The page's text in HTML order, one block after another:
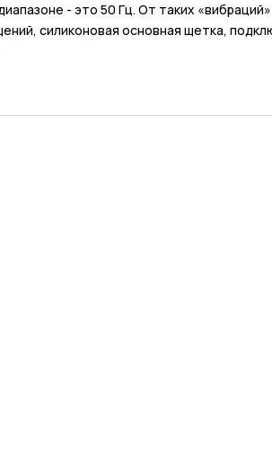
- это 50 Гц. От таких
силиконовая основная щетка,